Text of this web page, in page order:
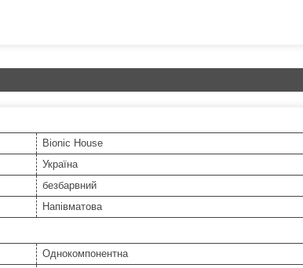
Bionic House
Україна
безбарвний
Напівматова
Однокомпонентна